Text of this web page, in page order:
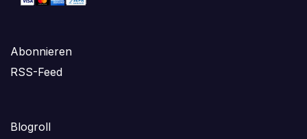
Abonnieren
RSS-Feed
Blogroll